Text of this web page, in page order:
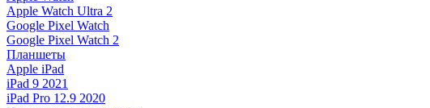
Apple Watch Ultra 2
Google Pixel Watch
Google Pixel Watch 2
Планшеты
Apple iPad
iPad 9 2021
iPad Pro 12.9 2020